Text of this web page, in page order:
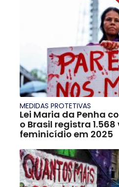
MEDIDAS PROTETIVAS
Lei Maria da Penha
o Brasil registra
feminicídio em 2025